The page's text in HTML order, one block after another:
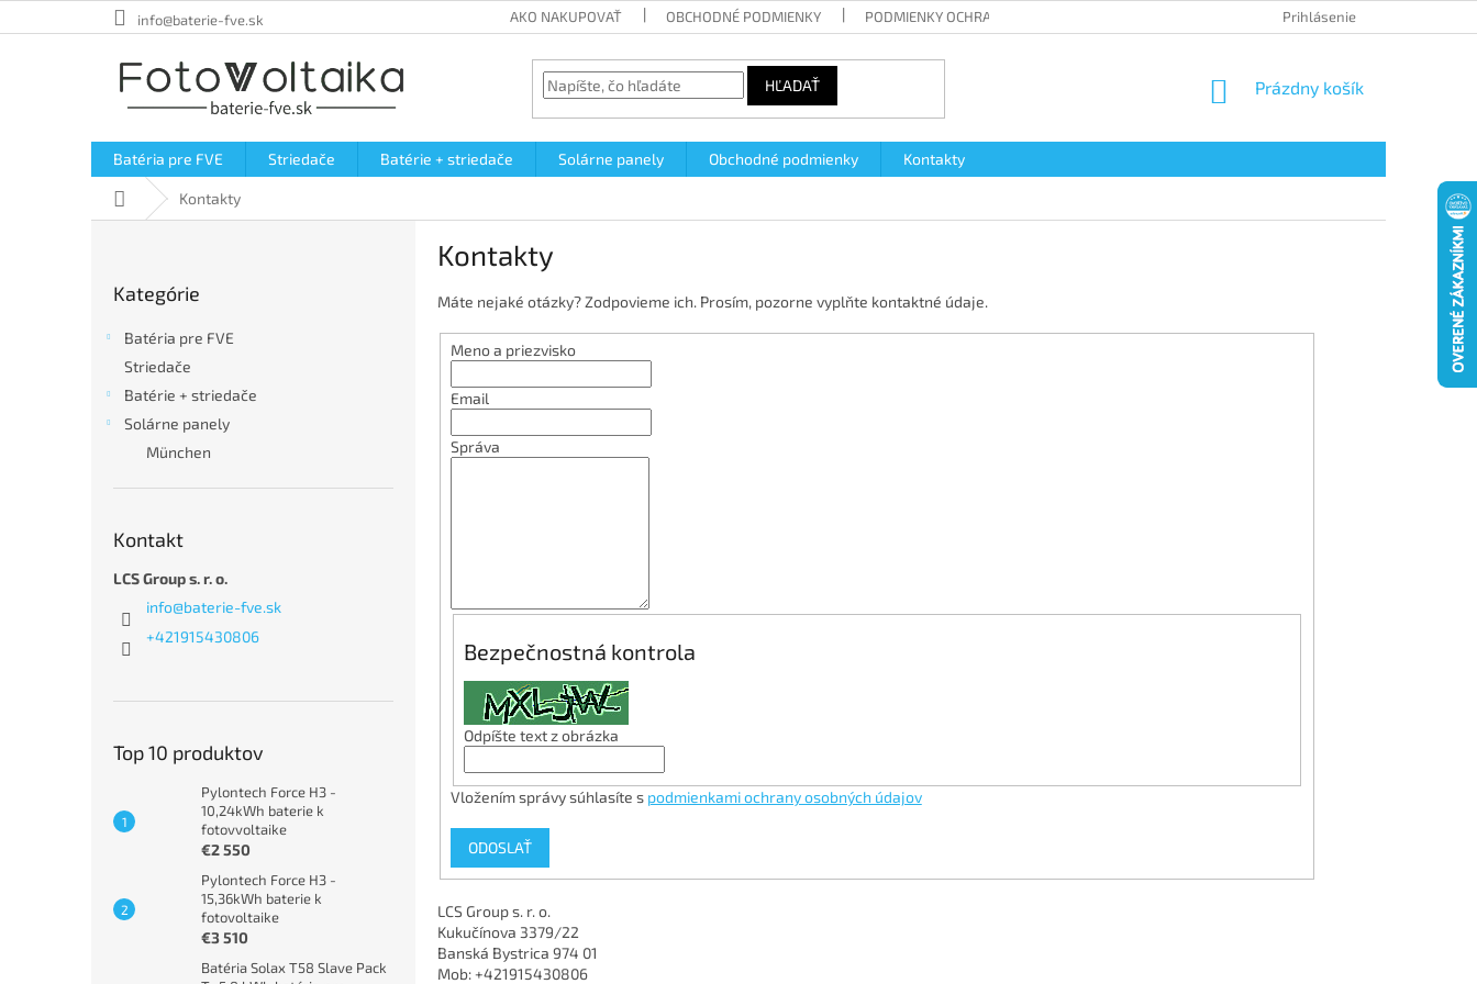
na
info@baterie-fve.sk AKO NAKUPOVAŤ OBCHODNÉ PODMIENKY PODMIENKY OCHRANY OSOBNÝCH ÚDAJOV Prihlásenie
HĽADAŤ
NÁKUPNÝ
Prázdny košík
Batéria pre FVE Striedače Batérie + striedače Solárne panely Obchodné podmienky Kontakty
DomovKontakty
kategórie
Kategórie
Batéria pre FVE
Striedače
Batérie + striedače
Solárne panely
München
Kontakt
LCS Group s. r. o.
info@baterie-fve.sk
+421915430806
Top 10 produktov
Pylontech Force H3 -
10,24kWh baterie k
fotovvoltaike
€2 550
Pylontech Force H3 -
15,36kWh baterie k
fotovoltaike
€3 510
Batéria Solax T58 Slave Pack
Kontakty
Máte nejaké otázky? Zodpovieme ich. Prosím, pozorne vyplňte kontaktné údaje.
Meno a priezvisko
Email
Správa
Bezpečnostná kontrola
Odpíšte text z obrázka
Vložením správy súhlasíte s podmienkami ochrany osobných údajov
ODOSLAŤ
LCS Group s. r. o.
Kukučínova 3379/22
Banská Bystrica 974 01
Mob: +421915430806